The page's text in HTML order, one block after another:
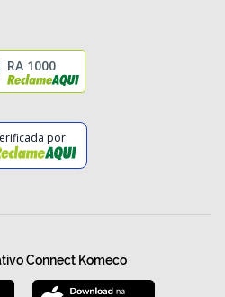
RA 1000
por
Connect Komeco